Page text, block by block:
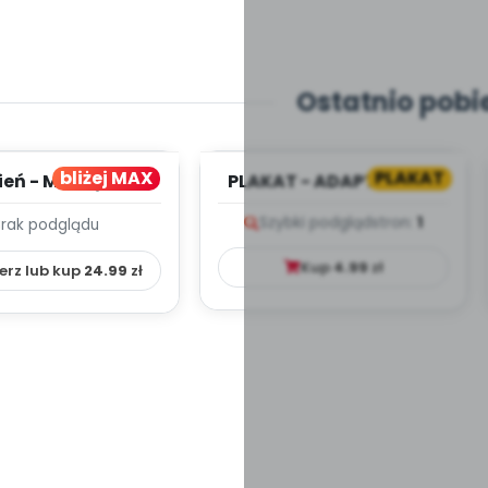
Ostatnio
bliżej MAX
- MIESIĘCZNY
–
podglądu
lub kup 24.99 zł
PLAKAT
PLAKAT - ADAPTACJA -
Szybki podgląd stron: 1
Kup4.99zł